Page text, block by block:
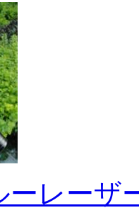
ーレーザ